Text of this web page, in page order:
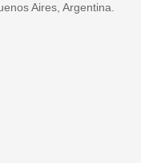
Aires, Argentina.